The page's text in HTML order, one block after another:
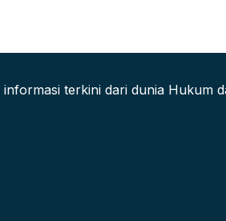
terkini dari dunia Hukum